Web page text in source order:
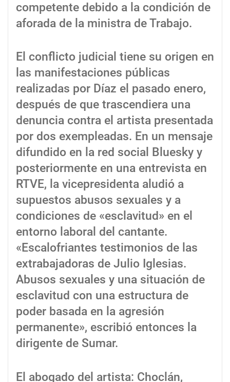
competente debido a la condición de
aforada de la ministra de Trabajo.
El conflicto judicial tiene su origen en
las manifestaciones públicas
realizadas por Díaz el pasado enero,
después de que trascendiera una
denuncia contra el artista presentada
por dos exempleadas. En un mensaje
difundido en la red social Bluesky y
posteriormente en una entrevista en
RTVE, la vicepresidenta aludió a
supuestos abusos sexuales y a
condiciones de «esclavitud» en el
entorno laboral del cantante.
«Escalofriantes testimonios de las
extrabajadoras de Julio Iglesias.
Abusos sexuales y una situación de
esclavitud con una estructura de
poder basada en la agresión
permanente», escribió entonces la
dirigente de Sumar.
El abogado del artista: Choclán,